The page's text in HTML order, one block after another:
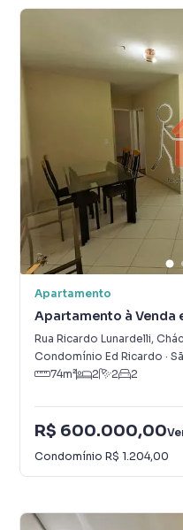
Apartamento
Apartamento à Venda
(Zona Sul)
Rua Ricardo Lunardelli,
Condomínio Ed Ricardo ·
74m² 2 2 2
R$ 600.000,00
Condomínio R$ 1.204,00